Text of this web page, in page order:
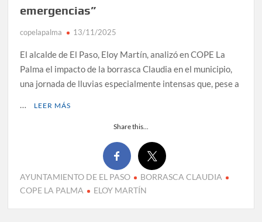
emergencias”
copelapalma 13/11/2025
El alcalde de El Paso, Eloy Martín, analizó en COPE La
Palma el impacto de la borrasca Claudia en el municipio,
una jornada de lluvias especialmente intensas que, pese a
…
LEER MÁS
Share this...
AYUNTAMIENTO DE EL PASO
BORRASCA CLAUDIA
COPE LA PALMA
ELOY MARTÍN